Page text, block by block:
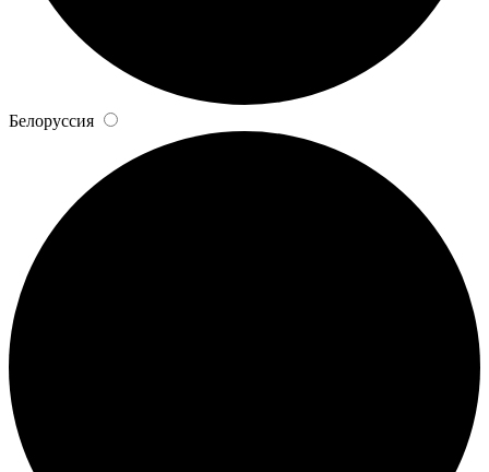
Белоруссия